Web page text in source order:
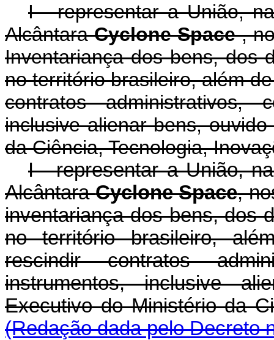
I - representar a União,
AlcântaraCyclone Space,
Inventariança dos bens, dos
no território brasileiro, além
contratos administrativos,
inclusive alienar bens,
da Ciência, Tecnologia,
I - representar a União,
AlcântaraCyclone Space,
inventariança dos bens, dos
no território brasileiro,
rescindir contratos
instrumentos, inclusive
Executivo do Ministério da
(Redação dada pelo Decreto